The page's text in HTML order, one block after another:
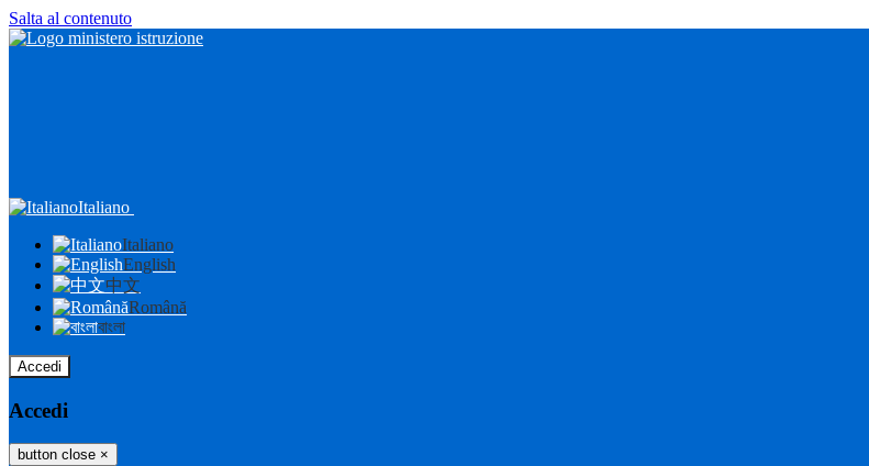
Salta al contenuto
Italiano
Italiano
English
中文
Română
বাংলা
Accedi
Accedi
button close ×